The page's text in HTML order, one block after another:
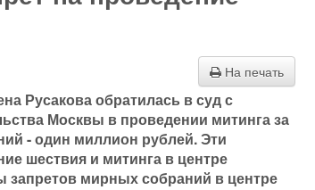
На печать
Русакова обратилась в суд с
Москвы в проведении митинга за
- один миллион рублей. Эти
шествия и митинга в центре
запретов мирных собраний в центре